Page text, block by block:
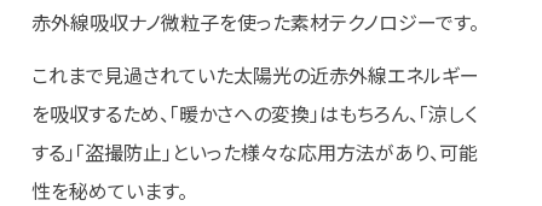
赤外線吸収ナノ微粒子を使った素材テクノロジーです。
これまで見過されていた太陽光の近赤外線エネルギー
を吸収するため、「暖かさへの変換」はもちろん、「涼しく
する」「盗撮防止」といった様々な応用方法があり、可能
性を秘めています。